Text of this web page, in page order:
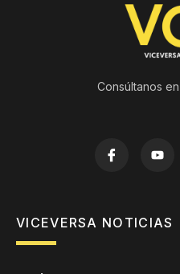
Consúltanos
VICEVERSA NOTICIAS